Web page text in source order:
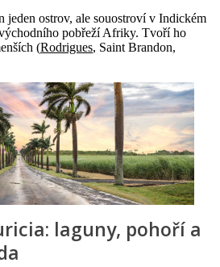
jeden ostrov, ale souostroví v Indickém
pobřeží Afriky. Tvoří ho
(Rodrigues, Saint Brandon,
laguny, pohoří a